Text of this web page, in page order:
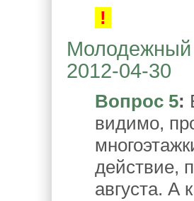
!
Молодежный
2012-04-30
Вопрос 5:
видимо,
действие,
августа. А